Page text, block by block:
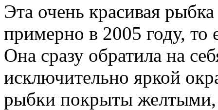
Эта очень красивая
примерно в 2005 году, то
Она сразу обратила на
исключительно яркой
рыбки покрыты